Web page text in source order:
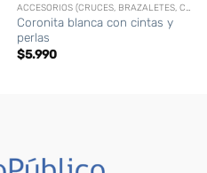
Coronita blanca con cintas y
perlas
$5.990